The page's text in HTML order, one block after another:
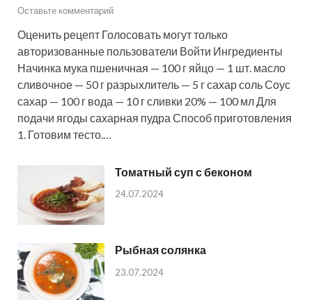
Оставьте комментарий
Оценить рецепт Голосовать могут только
авторизованные пользователи Войти Ингредиенты
Начинка мука пшеничная — 100 г яйцо — 1 шт. масло
сливочное — 50 г разрыхлитель — 5 г сахар соль Соус
сахар — 100 г вода — 10 г сливки 20% — 100 мл Для
подачи ягоды сахарная пудра Способ приготовления
1. Готовим тесто.…
Томатный суп с беконом
24.07.2024
Рыбная солянка
23.07.2024